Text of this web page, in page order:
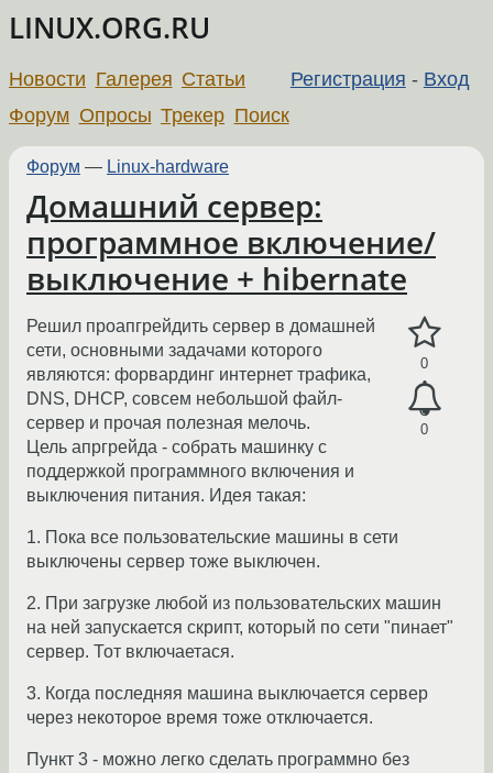
LINUX.ORG.RU
Регистрация - Вход
Новости Галерея Статьи
Форум Опросы Трекер Поиск
Форум — Linux-hardware
Домашний сервер:
программное включение/
выключение + hibernate
0
0
Решил проапгрейдить сервер в домашней
сети, основными задачами которого
являются: форвардинг интернет трафика,
DNS, DHCP, совсем небольшой файл-
сервер и прочая полезная мелочь.
Цель апргрейда - собрать машинку с
поддержкой программного включения и
выключения питания. Идея такая:
1. Пока все пользовательские машины в сети
выключены сервер тоже выключен.
2. При загрузке любой из пользовательских машин
на ней запускается скрипт, который по сети "пинает"
сервер. Тот включаетася.
3. Когда последняя машина выключается сервер
через некоторое время тоже отключается.
Пункт 3 - можно легко сделать программно без